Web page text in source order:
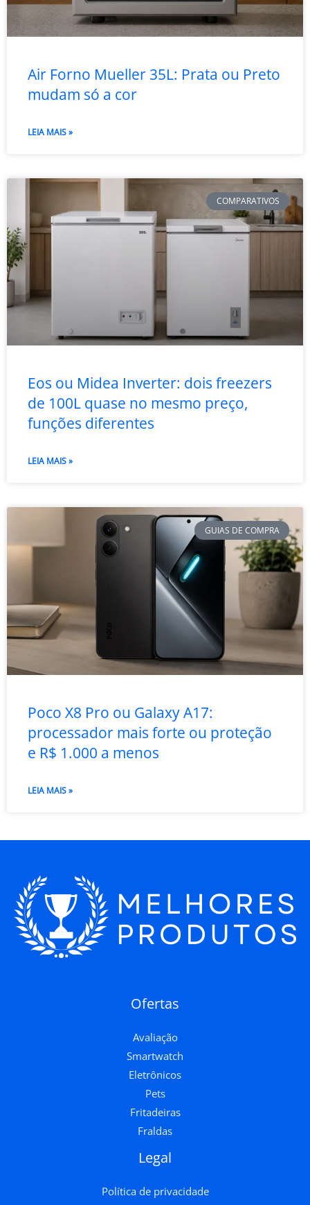
Air Forno Mueller 35L: Prata ou Preto
mudam só a cor
LEIA MAIS »
COMPARATIVOS
Eos ou Midea Inverter: dois freezers
de 100L quase no mesmo preço,
funções diferentes
LEIA MAIS »
GUIAS DE COMPRA
Poco X8 Pro ou Galaxy A17:
processador mais forte ou proteção
e R$ 1.000 a menos
LEIA MAIS »
Ofertas
Avaliação
Smartwatch
Eletrônicos
Pets
Fritadeiras
Fraldas
Legal
Política de privacidade